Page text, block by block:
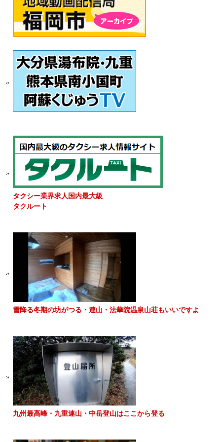
タクシー業界求人国内最大級
タクルート
雪降る冬期の坊がつる・連山・法華院温泉山荘もいいですよ
九州最高峰・九重連山・中岳登山はここから登る